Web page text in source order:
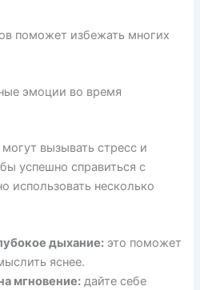
поможет избежать многих
эмоции во время
вызывать стресс и
успешно справиться с
использовать несколько
дыхание: это поможет
яснее.
мгновение: дайте себе